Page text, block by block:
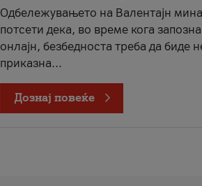
Одбележувањето на Валентајн
потсети дека, во време кога
онлајн, безбедноста треба да биде
приказна...
Дознај повеќе